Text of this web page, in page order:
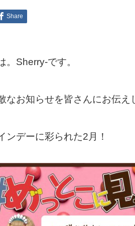
Share
。Sherry-です。
なお知らせを皆さんにお伝え
ンデーに彩られた2月！